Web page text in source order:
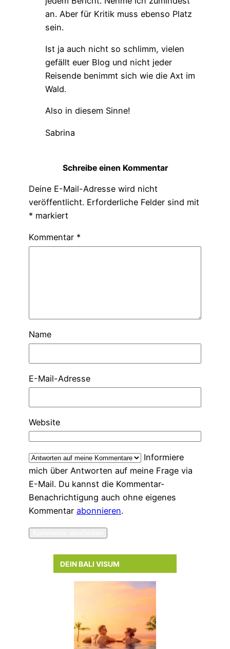
an. Aber für Kritik muss ebenso Platz
sein.
Ist ja auch nicht so schlimm, vielen
gefällt euer Blog und nicht jeder
Reisende benimmt sich wie die Axt im
Wald.
Also in diesem Sinne!
Sabrina
Schreibe einen Kommentar
Deine E-Mail-Adresse wird nicht
veröffentlicht. Erforderliche Felder sind mit
* markiert
Kommentar *
Name
E-Mail-Adresse
Website
Informiere
mich über Antworten auf meine Frage via
E-Mail. Du kannst die Kommentar-
Benachrichtigung auch ohne eigenes
Kommentar abonnieren.
DEIN BALI VISUM